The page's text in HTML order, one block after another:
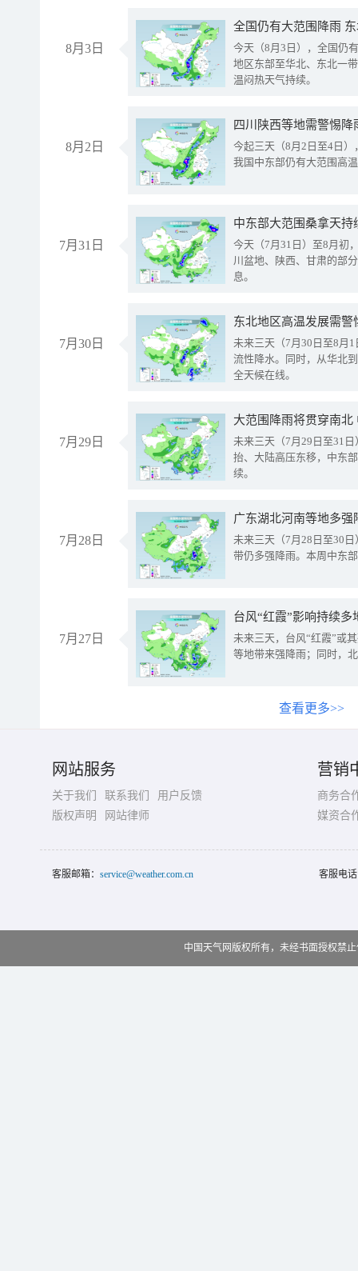
8月3日
全国仍有大范围降雨
今天（8月3日），全国仍
地区东部至华北、东北一
温闷热天气持续。
8月2日
今起三天（8月2日至4日
我国中东部仍有大范围高
7月31日
中东部大范围桑拿天
今天（7月31日）至8月初
川盆地、陕西、甘肃的部
息。
7月30日
东北地区高温发展需
未来三天（7月30日至8月
流性降水。同时，从华北
全天候在线。
7月29日
大范围降雨将贯穿南
未来三天（7月29日至31
抬、大陆高压东移，中东
续。
7月28日
广东湖北河南等地多
未来三天（7月28日至30
带仍多强降雨。本周中东
7月27日
台风“红霞”影响持续
未来三天，台风“红霞”或
等地带来强降雨；同时，
查看更多>>
网站服务
关于我们 联系我们
用户反馈
版权声明
网站律师
营销
商务合
媒资合
客服邮箱： service@weather.com.cn 客服电
中国天气网版权所有，未经书面授权